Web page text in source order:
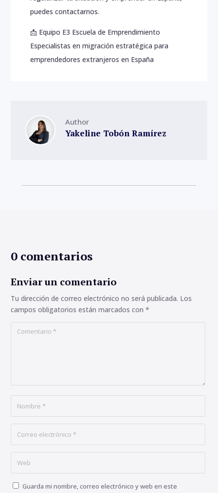
puedes contactarnos.
📩 Equipo E3 Escuela de Emprendimiento
Especialistas en migración estratégica para
emprendedores extranjeros en España
Author
Yakeline Tobón Ramírez
0 comentarios
Enviar un comentario
Tu dirección de correo electrónico no será publicada. Los
campos obligatorios están marcados con*
Guarda mi nombre, correo electrónico y web en este